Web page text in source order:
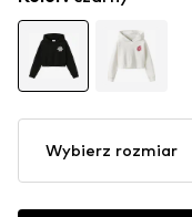
Wybierz rozmiar